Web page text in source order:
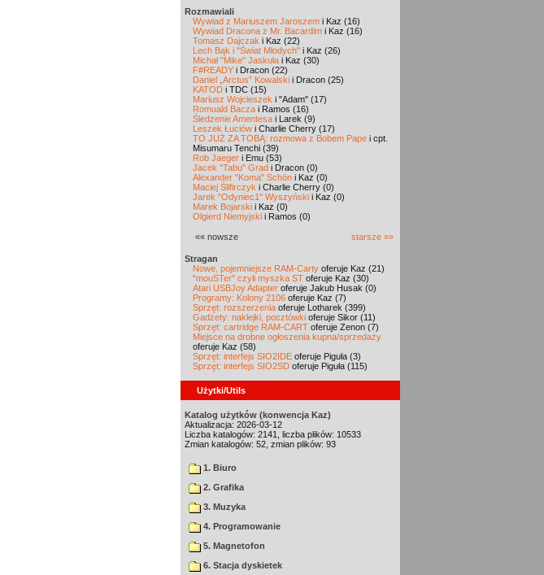
Rozmawiali
Wywiad z Mariuszem Jaroszem i Kaz (16)
Wywiad Dracona z Mr. Bacardim i Kaz (16)
Tomasz Dajczak i Kaz (22)
Lech Bąk i "Świat Młodych" i Kaz (26)
Michał "Mike" Jaskuła i Kaz (30)
F#READY i Dracon (22)
Daniel „Arctus” Kowalski i Dracon (25)
KATOD i TDC (15)
Mariusz Wojcieszek i "Adam" (17)
Romuald Bacza i Ramos (16)
Śledzenie Amentesa i Larek (9)
Leszek Łuciów i Charlie Cherry (17)
TO JUŻ ZA TOBĄ: rozmowa z Bobem Pape i cpt.
Misumaru Tenchi (39)
Rob Jaeger i Emu (53)
Jacek "Tabu" Grad i Dracon (0)
Alexander "Koma" Schön i Kaz (0)
Maciej Ślifirczyk i Charlie Cherry (0)
Jarek "Odyniec1" Wyszyński i Kaz (0)
Marek Bojarski i Kaz (0)
Olgierd Niemyjski i Ramos (0)
«« nowsze starsze »»
Stragan
Nowe, pojemniejsze RAM-Carty oferuje Kaz (21)
"mouSTer" czyli myszka ST oferuje Kaz (30)
Atari USBJoy Adapter oferuje Jakub Husak (0)
Programy: Kolony 2106 oferuje Kaz (7)
Sprzęt: rozszerzenia oferuje Lotharek (399)
Gadżety: naklejki, pocztówki oferuje Sikor (11)
Sprzęt: cartridge RAM-CART oferuje Zenon (7)
Miejsce na drobne ogłoszenia kupna/sprzedaży
oferuje Kaz (58)
Sprzęt: interfejs SIO2IDE oferuje Piguła (3)
Sprzęt: interfejs SIO2SD oferuje Piguła (115)
Użytki/Utils
Katalog użytków (konwencja Kaz)
Aktualizacja: 2026-03-12
Liczba katalogów: 2141, liczba plików: 10533
Zmian katalogów: 52, zmian plików: 93
1. Biuro
2. Grafika
3. Muzyka
4. Programowanie
5. Magnetofon
6. Stacja dyskietek